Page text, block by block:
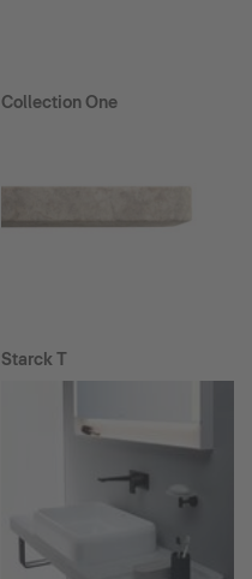
Collection One
Starck T